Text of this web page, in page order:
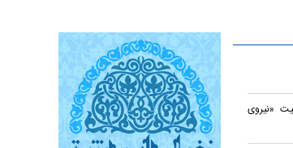
«نیروی